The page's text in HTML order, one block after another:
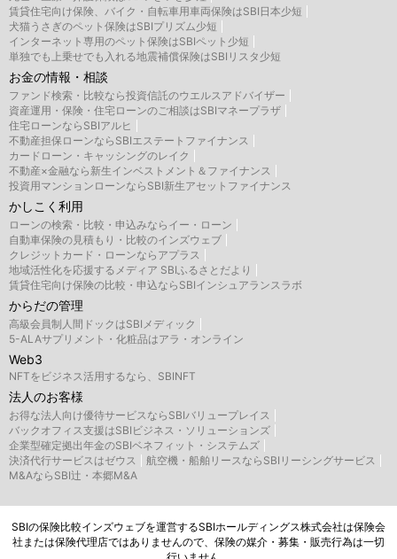
賃貸住宅向け保険、バイク・自転車用車両保険はSBI日本少短
犬猫うさぎのペット保険はSBIプリズム少短
インターネット専用のペット保険はSBIペット少短
単独でも上乗せでも入れる地震補償保険はSBIリスタ少短
お金の情報・相談
ファンド検索・比較なら投資信託のウエルスアドバイザー
資産運用・保険・住宅ローンのご相談はSBIマネープラザ
住宅ローンならSBIアルヒ
不動産担保ローンならSBIエステートファイナンス
カードローン・キャッシングのレイク
不動産×金融なら新生インベストメント＆ファイナンス
投資用マンションローンならSBI新生アセットファイナンス
かしこく利用
ローンの検索・比較・申込みならイー・ローン
自動車保険の見積もり・比較のインズウェブ
クレジットカード・ローンならアプラス
地域活性化を応援するメディア SBIふるさとだより
賃貸住宅向け保険の比較・申込ならSBIインシュアランスラボ
からだの管理
高級会員制人間ドックはSBIメディック
5-ALAサプリメント・化粧品はアラ・オンライン
Web3
NFTをビジネス活用するなら、SBINFT
法人のお客様
お得な法人向け優待サービスならSBIバリュープレイス
バックオフィス支援はSBIビジネス・ソリューションズ
企業型確定拠出年金のSBIベネフィット・システムズ
決済代行サービスはゼウス
航空機・船舶リースならSBIリーシングサービス
M&AならSBI辻・本郷M&A
SBIの保険比較インズウェブを運営するSBIホールディングス株式会社は保険会
社または保険代理店ではありませんので、保険の媒介・募集・販売行為は一切